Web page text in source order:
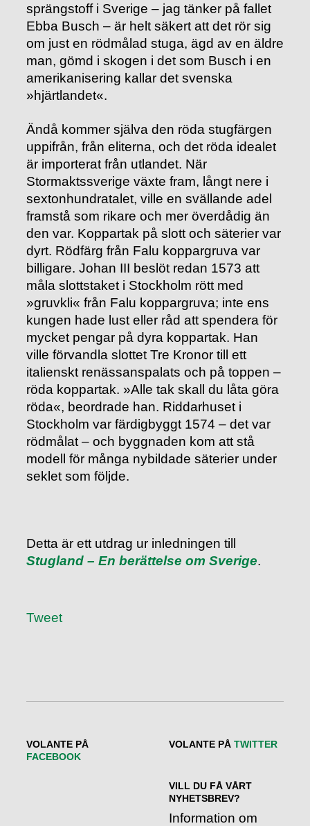
sprängstoff i Sverige – jag tänker på fallet
Ebba Busch – är helt säkert att det rör sig
om just en rödmålad stuga, ägd av en äldre
man, gömd i skogen i det som Busch i en
amerikanisering kallar det svenska
»hjärtlandet«.
Ändå kommer själva den röda stugfärgen
uppifrån, från eliterna, och det röda idealet
är importerat från utlandet. När
Stormaktssverige växte fram, långt nere i
sextonhundratalet, ville en svällande adel
framstå som rikare och mer överdådig än
den var. Koppartak på slott och säterier var
dyrt. Rödfärg från Falu koppargruva var
billigare. Johan III beslöt redan 1573 att
måla slottstaket i Stockholm rött med
»gruvkli« från Falu koppargruva; inte ens
kungen hade lust eller råd att spendera för
mycket pengar på dyra koppartak. Han
ville förvandla slottet Tre Kronor till ett
italienskt renässanspalats och på toppen –
röda koppartak. »Alle tak skall du låta göra
röda«, beordrade han. Riddarhuset i
Stockholm var färdigbyggt 1574 – det var
rödmålat – och byggnaden kom att stå
modell för många nybildade säterier under
seklet som följde.
Detta är ett utdrag ur inledningen till
Stugland – En berättelse om Sverige.
Tweet
VOLANTE PÅ
FACEBOOK
VOLANTE PÅ TWITTER
VILL DU FÅ VÅRT
NYHETSBREV?
Information om